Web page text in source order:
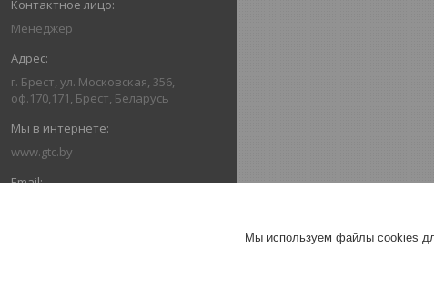
Менеджер
г. Брест, ул. Московская, 356,
оф.170,171, Брест, Беларусь
www.gtc.by
Мы используем файлы cookies